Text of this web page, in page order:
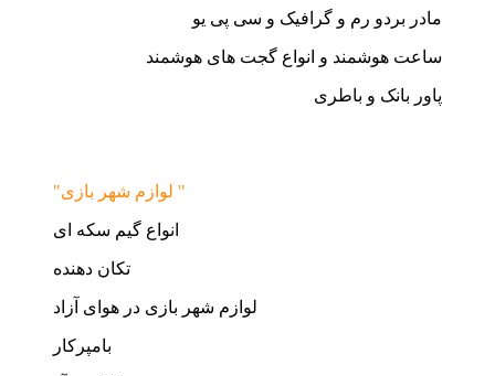
مادر بردو رم و گرافیک و سی پی یو
ساعت هوشمند و انواع گجت های هوشمند
پاور بانک و باطری
"لوازم شهر بازی "
انواع گیم سکه ای
تکان دهنده
لوازم شهر بازی در هوای آزاد
بامپرکار